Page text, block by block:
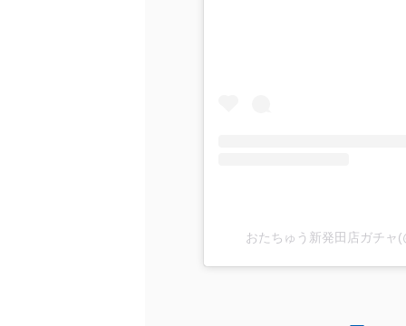
おたちゅう新発田店ガチャ